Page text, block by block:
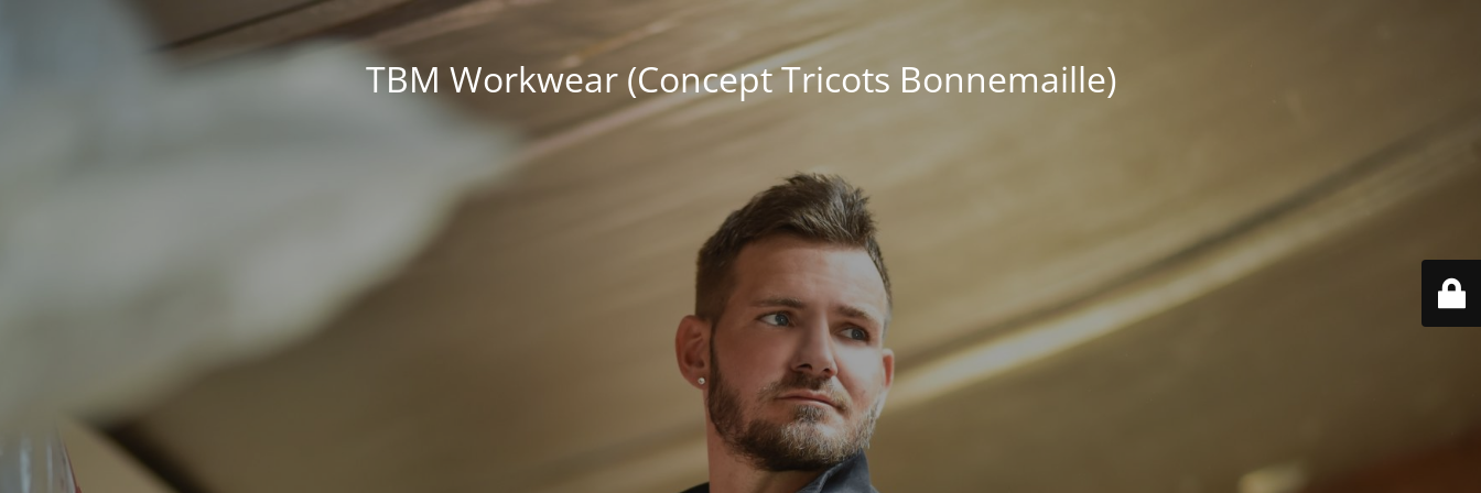
TBM Workwear (Concept Tricots Bonnemaille)